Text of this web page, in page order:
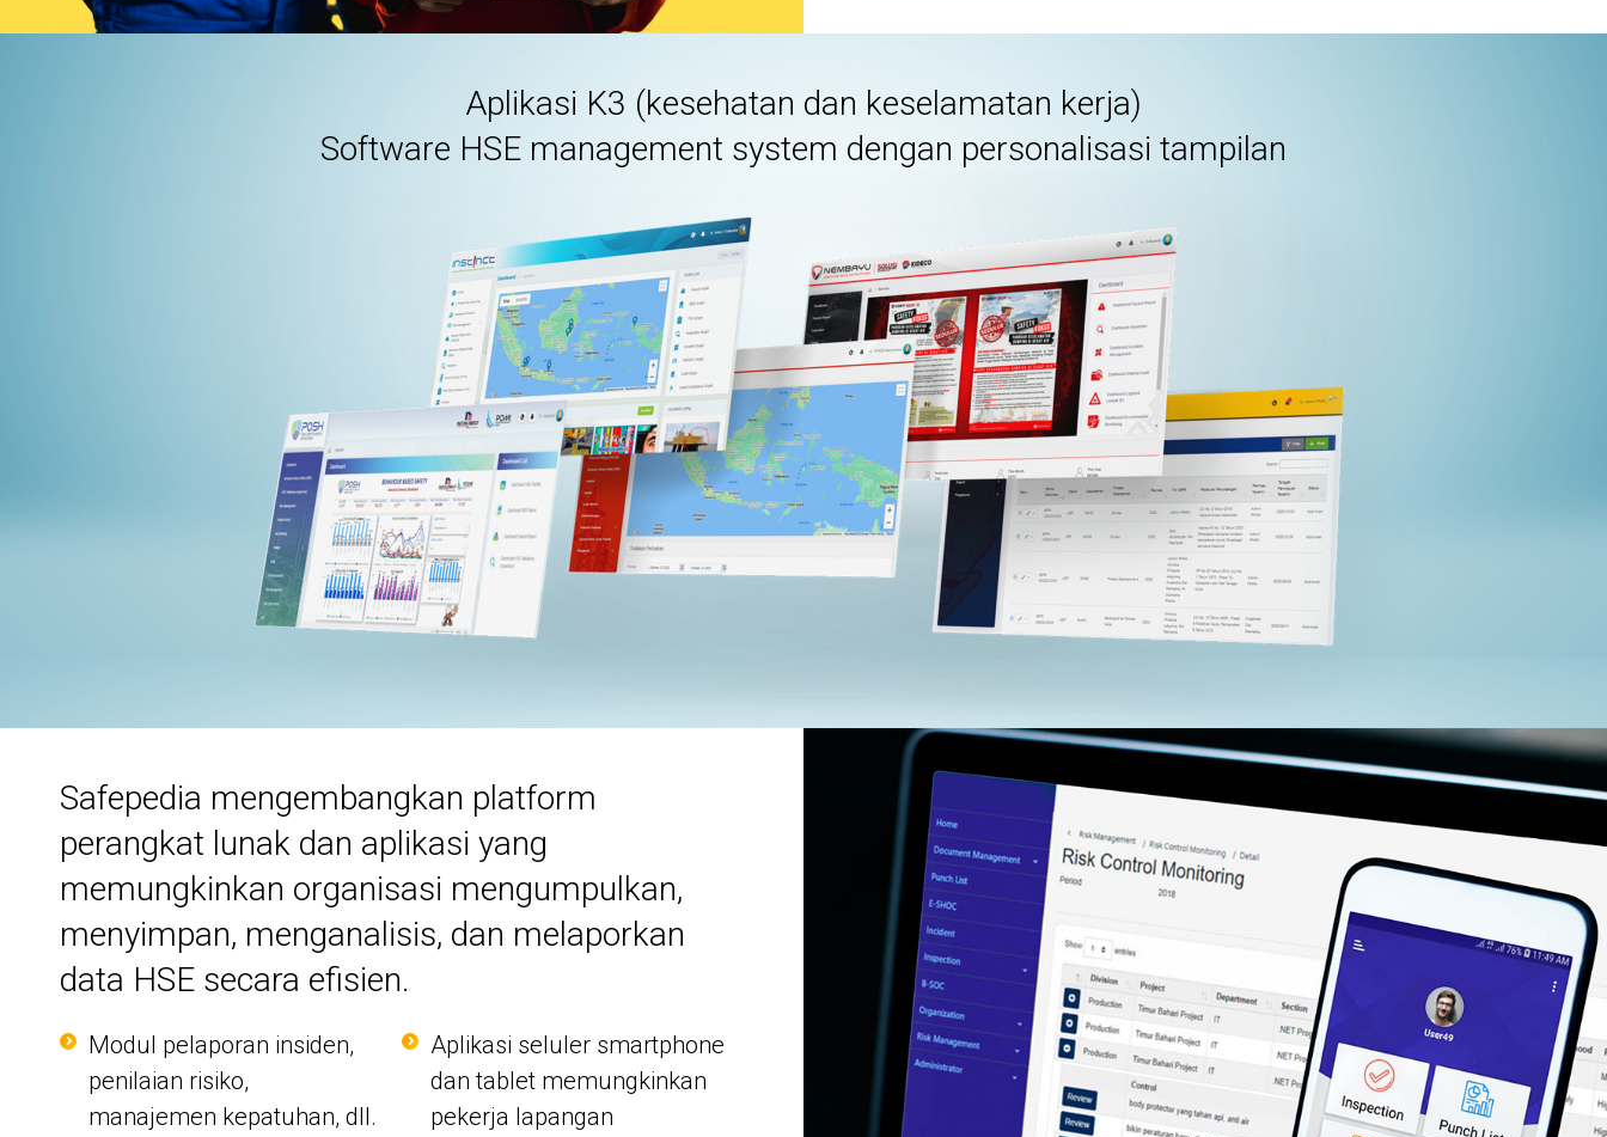
Aplikasi K3 (kesehatan dan keselamatan kerja)
Software HSE management system dengan personalisasi tampilan
Safepedia mengembangkan platform
perangkat lunak dan aplikasi yang
memungkinkan organisasi mengumpulkan,
menyimpan, menganalisis, dan melaporkan
data HSE secara efisien.
Modul pelaporan insiden,
penilaian risiko,
manajemen kepatuhan, dll.
Aplikasi seluler smartphone
dan tablet memungkinkan
pekerja lapangan